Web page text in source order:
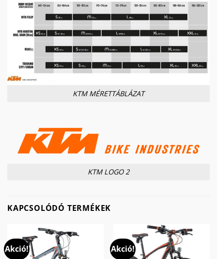
KTM MÉRETTÁBLÁZAT
KTM LOGO 2
KAPCSOLÓDÓ TERMÉKEK
Akció! Akció!